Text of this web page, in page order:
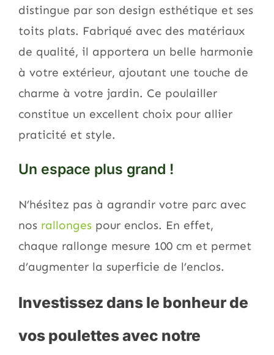
distingue par son design esthétique et ses
toits plats. Fabriqué avec des matériaux
de qualité, il apportera un belle harmonie
à votre extérieur, ajoutant une touche de
charme à votre jardin. Ce poulailler
constitue un excellent choix pour allier
praticité et style.
Un espace plus grand !
N’hésitez pas à agrandir votre parc avec
nos rallonges pour enclos. En effet,
chaque rallonge mesure 100 cm et permet
d’augmenter la superficie de l’enclos.
Investissez dans le bonheur de
vos poulettes avec notre